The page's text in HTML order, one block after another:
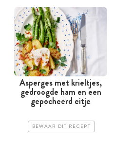
Asperges met krieltjes,
gedroogde ham en een
gepocheerd eitje
BEWAAR DIT RECEPT